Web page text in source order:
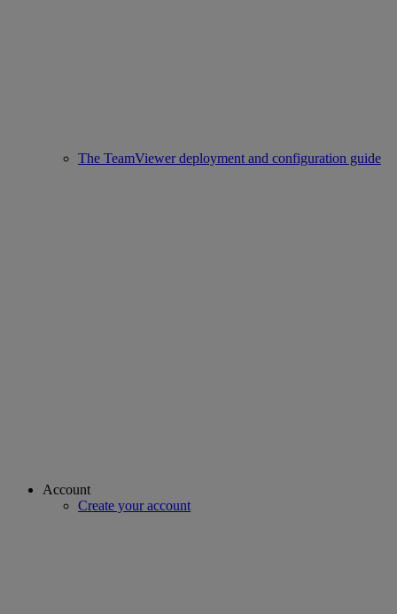
The TeamViewer deployment and configuration guide
Account
Create your account